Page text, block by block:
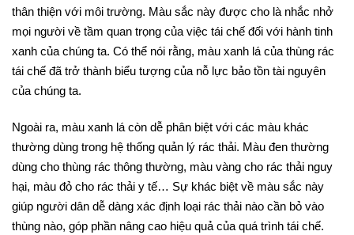
thân thiện với môi trường. Màu sắc này được cho là nhắc nhở
mọi người về tầm quan trọng của việc tái chế đối với hành tinh
xanh của chúng ta. Có thể nói rằng, màu xanh lá của thùng rác
tái chế đã trở thành biểu tượng của nỗ lực bảo tồn tài nguyên
của chúng ta.
Ngoài ra, màu xanh lá còn dễ phân biệt với các màu khác
thường dùng trong hệ thống quản lý rác thải. Màu đen thường
dùng cho thùng rác thông thường, màu vàng cho rác thải nguy
hại, màu đỏ cho rác thải y tế… Sự khác biệt về màu sắc này
giúp người dân dễ dàng xác định loại rác thải nào cần bỏ vào
thùng nào, góp phần nâng cao hiệu quả của quá trình tái chế.